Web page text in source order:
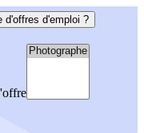
d'offres d'emploi ?